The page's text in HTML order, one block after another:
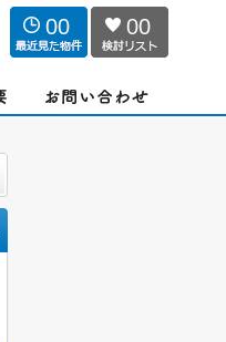
00 00